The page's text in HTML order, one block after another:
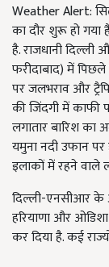
Weather Alert:
का दौर शुरू हो गया
है. राजधानी दिल्ली
फरीदाबाद) में पिछले
पर जलभराव और
की जिंदगी में काफी
लगातार बारिश का
यमुना नदी उफान
इलाकों में रहने वाले
दिल्ली-एनसीआर के
हरियाणा और
कर दिया है. कई